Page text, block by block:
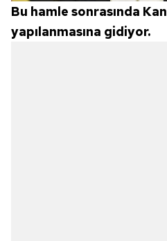
Bu hamle sonrasında
yapılanmasına gidiyor.